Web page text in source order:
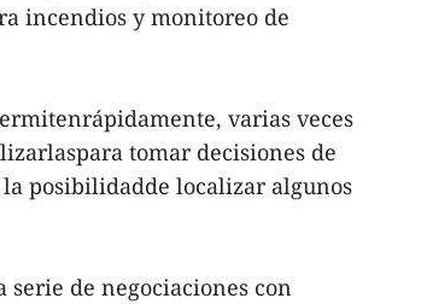
incendios y monitoreo de
varias veces
tomar decisiones de
posibilidadde localizar algunos
de negociaciones con